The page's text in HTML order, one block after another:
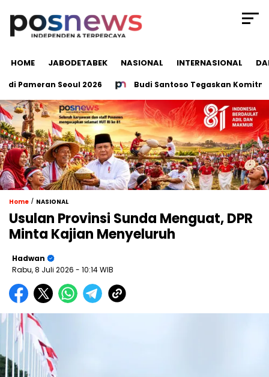
HOME JABODETABEK NASIONAL INTERNASIONAL
Seoul 2026 Budi Santoso Tegaskan Komitmen
Home / NASIONAL
Usulan Provinsi Sunda Menguat, DPR
Minta Kajian Menyeluruh
Hadwan
Rabu, 8 Juli 2026 - 10:14 WIB